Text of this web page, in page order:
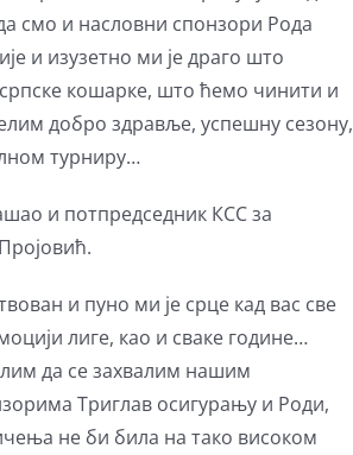
смо и насловни спонзори Рода
и изузетно ми је драго што
кошарке, што ћемо чинити и
добро здравље, успешну сезону,
турниру…
и потпредседник КСС за
и пуно ми је срце кад вас све
лиге, као и сваке године…
да се захвалим нашим
Триглав осигурању и Роди,
не би била на тако високом